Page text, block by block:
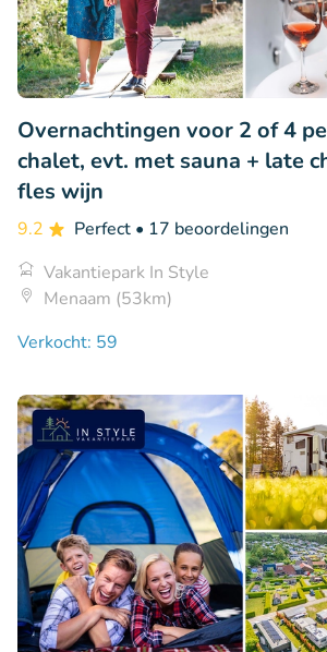
Overnachtingen voor 2 of 4
chalet, evt. met sauna + late
fles wijn
9.2 Perfect • 17 beoordelingen
Vakantiepark In Style
Menaam (53km)
Verkocht: 59